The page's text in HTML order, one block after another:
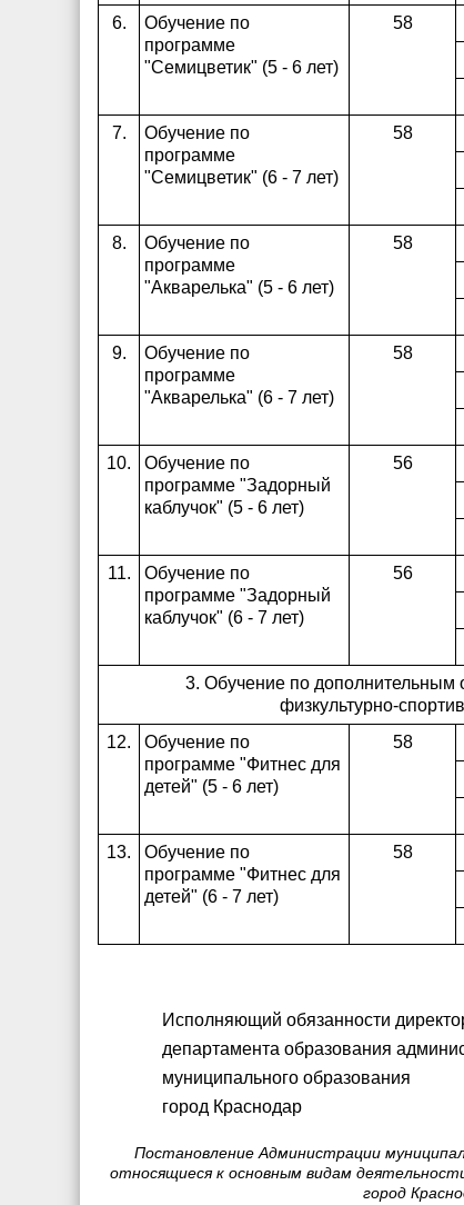
6.
Обучение по
программе
"Семицветик" (5 - 6 лет)
58
7.
Обучение по
программе
"Семицветик" (6 - 7 лет)
58
8.
Обучение по
программе
"Акварелька" (5 - 6 лет)
58
9.
Обучение по
программе
"Акварелька" (6 - 7 лет)
58
10.
Обучение по
программе "Задорный
каблучок" (5 - 6 лет)
56
11.
Обучение по
программе "Задорный
каблучок" (6 - 7 лет)
56
3. Обучение по
физкультурно-
12.
Обучение по
программе "Фитнес для
детей" (5 - 6 лет)
58
13.
Обучение по
программе "Фитнес для
детей" (6 - 7 лет)
58
Исполняющий обязанности
департамента образования
муниципального образования
город
Постановление Администрации
относящиеся к основным видам
город